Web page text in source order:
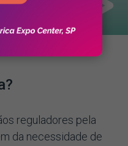
reguladores pela
da necessidade de